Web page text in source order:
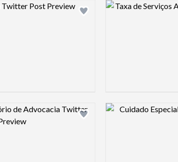
Design preview image
Design preview image